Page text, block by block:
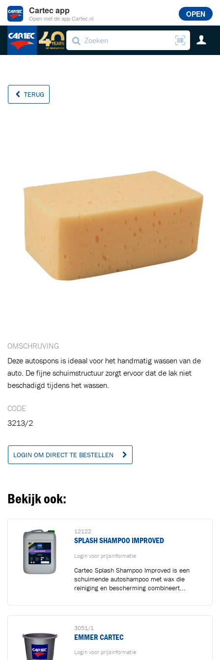
TERUG
OMSCHRIJVING
Deze autospons is ideaal voor het handmatig wassen van de
auto. De fijne schuimstructuur zorgt ervoor dat de lak niet
beschadigd tijdens het wassen.
CODE
3213/2
LOGIN OM DIRECT TE BESTELLEN
Bekijk ook:
12122
SPLASH SHAMPOO IMPROVED
Login voor prijsinformatie
Cartec Splash Shampoo Improved is een
schuimende autoshampoo met wax die
reiniging en bescherming combineert...
3051/1
EMMER CARTEC
Login voor prijsinformatie
Toegevoegd aan winkelwagen
VERDER WINKELEN
Cartec app
Open met de app Cartec.nl OPEN